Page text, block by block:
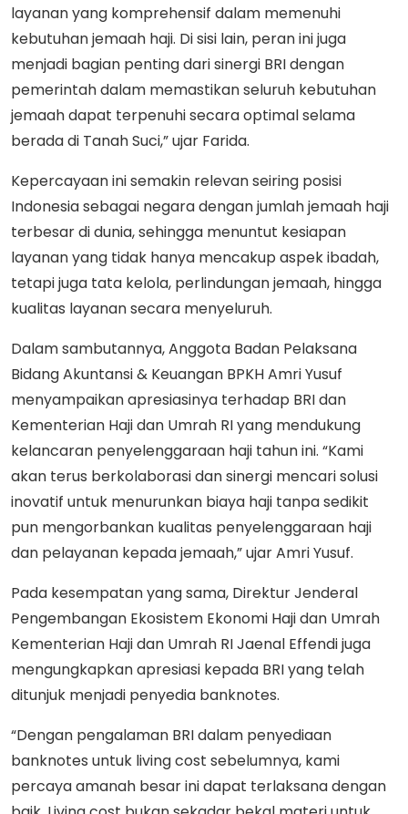
layanan yang komprehensif dalam memenuhi
kebutuhan jemaah haji. Di sisi lain, peran ini juga
menjadi bagian penting dari sinergi BRI dengan
pemerintah dalam memastikan seluruh kebutuhan
jemaah dapat terpenuhi secara optimal selama
berada di Tanah Suci,” ujar Farida.
Kepercayaan ini semakin relevan seiring posisi
Indonesia sebagai negara dengan jumlah jemaah haji
terbesar di dunia, sehingga menuntut kesiapan
layanan yang tidak hanya mencakup aspek ibadah,
tetapi juga tata kelola, perlindungan jemaah, hingga
kualitas layanan secara menyeluruh.
Dalam sambutannya, Anggota Badan Pelaksana
Bidang Akuntansi & Keuangan BPKH Amri Yusuf
menyampaikan apresiasinya terhadap BRI dan
Kementerian Haji dan Umrah RI yang mendukung
kelancaran penyelenggaraan haji tahun ini. “Kami
akan terus berkolaborasi dan sinergi mencari solusi
inovatif untuk menurunkan biaya haji tanpa sedikit
pun mengorbankan kualitas penyelenggaraan haji
dan pelayanan kepada jemaah,” ujar Amri Yusuf.
Pada kesempatan yang sama, Direktur Jenderal
Pengembangan Ekosistem Ekonomi Haji dan Umrah
Kementerian Haji dan Umrah RI Jaenal Effendi juga
mengungkapkan apresiasi kepada BRI yang telah
ditunjuk menjadi penyedia banknotes.
“Dengan pengalaman BRI dalam penyediaan
banknotes untuk living cost sebelumnya, kami
percaya amanah besar ini dapat terlaksana dengan